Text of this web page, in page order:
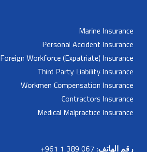
Marine Insurance
Personal Accident Insurance
Foreign Workforce (Expatriate) Insurance
Third Party Liability Insurance
Workmen Compensation Insurance
Contractors Insurance
Medical Malpractice Insurance
رقم الهاتف: 067 389 1 961+